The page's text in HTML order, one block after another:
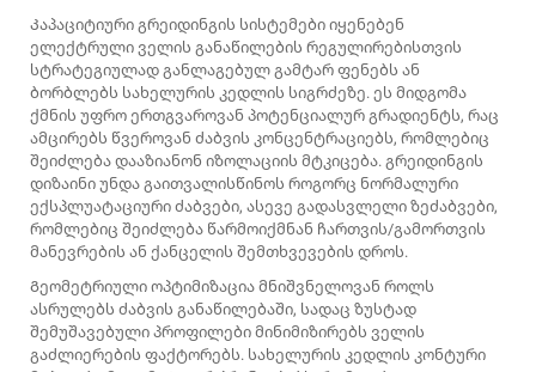
Კაპაციტიური გრეიდინგის სისტემები იყენებენ
ელექტრული ველის განაწილების რეგულირებისთვის
სტრატეგიულად განლაგებულ გამტარ ფენებს ან
ბორბლებს სახელურის კედლის სიგრძეზე. ეს მიდგომა
ქმნის უფრო ერთგვაროვან პოტენციალურ გრადიენტს, რაც
ამცირებს წვეროვან ძაბვის კონცენტრაციებს, რომლებიც
შეიძლება დააზიანონ იზოლაციის მტკიცება. გრეიდინგის
დიზაინი უნდა გაითვალისწინოს როგორც ნორმალური
ექსპლუატაციური ძაბვები, ასევე გადასვლელი ზეძაბვები,
რომლებიც შეიძლება წარმოიქმნან ჩართვის/გამორთვის
მანევრების ან ქანცელის შემთხვევების დროს.
Გეომეტრიული ოპტიმიზაცია მნიშვნელოვან როლს
ასრულებს ძაბვის განაწილებაში, სადაც ზუსტად
შემუშავებული პროფილები მინიმიზირებს ველის
გაძლიერების ფაქტორებს. სახელურის კედლის კონტური